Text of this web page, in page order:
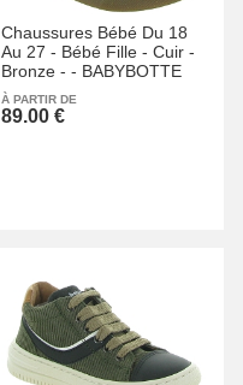
Chaussures Bébé Du 18
Au 27 - Bébé Fille - Cuir -
Bronze - - BABYBOTTE
À PARTIR DE
89.00 €